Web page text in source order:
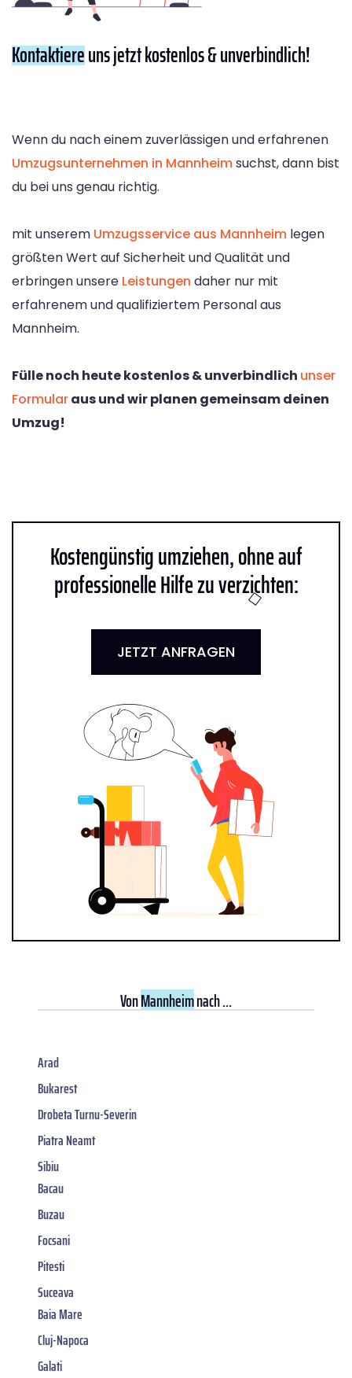
Kontaktiereuns jetzt kostenlos & unverbindlich!
Wenn du nach einem zuverlässigen und erfahrenen
Umzugsunternehmen in Mannheimsuchst, dann bist
du bei uns genau richtig.
mit unserem Umzugsservice aus Mannheim legen
größten Wert auf Sicherheit und Qualität und
erbringen unsere Leistungen daher nur mit
erfahrenem und qualifiziertem Personal aus
Mannheim.
Fülle noch heute kostenlos & unverbindlich unser
Formularaus und wir planen gemeinsam deinen
Umzug!
Kostengünstig umziehen, ohne auf
professionelle Hilfe zu verzichten:
JETZT ANFRAGEN
VonMannheimnach ...
Arad
Bukarest
Drobeta Turnu-Severin
Piatra Neamt
Sibiu
Bacau
Buzau
Focsani
Pitesti
Suceava
Baia Mare
Cluj-Napoca
Galati